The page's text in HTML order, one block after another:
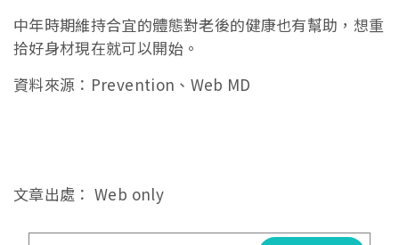
中年時期維持合宜的體態對老後的健康也有幫助，想重
拾好身材現在就可以開始。
資料來源：Prevention、Web MD
文章出處： Web only